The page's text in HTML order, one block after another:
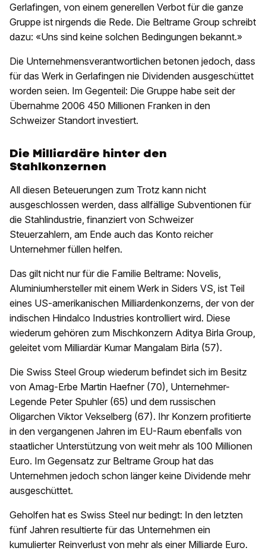
Gerlafingen, von einem generellen Verbot für die ganze
Gruppe ist nirgends die Rede. Die Beltrame Group schreibt
dazu: «Uns sind keine solchen Bedingungen bekannt.»
Die Unternehmensverantwortlichen betonen jedoch, dass
für das Werk in Gerlafingen nie Dividenden ausgeschüttet
worden seien. Im Gegenteil: Die Gruppe habe seit der
Übernahme 2006 450 Millionen Franken in den
Schweizer Standort investiert.
Die Milliardäre hinter den
Stahlkonzernen
All diesen Beteuerungen zum Trotz kann nicht
ausgeschlossen werden, dass allfällige Subventionen für
die Stahlindustrie, finanziert von Schweizer
Steuerzahlern, am Ende auch das Konto reicher
Unternehmer füllen helfen.
Das gilt nicht nur für die Familie Beltrame: Novelis,
Aluminiumhersteller mit einem Werk in Siders VS, ist Teil
eines US-amerikanischen Milliardenkonzerns, der von der
indischen Hindalco Industries kontrolliert wird. Diese
wiederum gehören zum Mischkonzern Aditya Birla Group,
geleitet vom Milliardär Kumar Mangalam Birla (57).
Die Swiss Steel Group wiederum befindet sich im Besitz
von Amag-Erbe Martin Haefner (70), Unternehmer-
Legende Peter Spuhler (65) und dem russischen
Oligarchen Viktor Vekselberg (67). Ihr Konzern profitierte
in den vergangenen Jahren im EU-Raum ebenfalls von
staatlicher Unterstützung von weit mehr als 100 Millionen
Euro. Im Gegensatz zur Beltrame Group hat das
Unternehmen jedoch schon länger keine Dividende mehr
ausgeschüttet.
Geholfen hat es Swiss Steel nur bedingt: In den letzten
fünf Jahren resultierte für das Unternehmen ein
kumulierter Reinverlust von mehr als einer Milliarde Euro.